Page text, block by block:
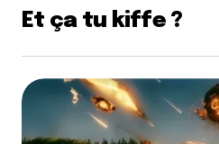
Et ça tu kiffe ?